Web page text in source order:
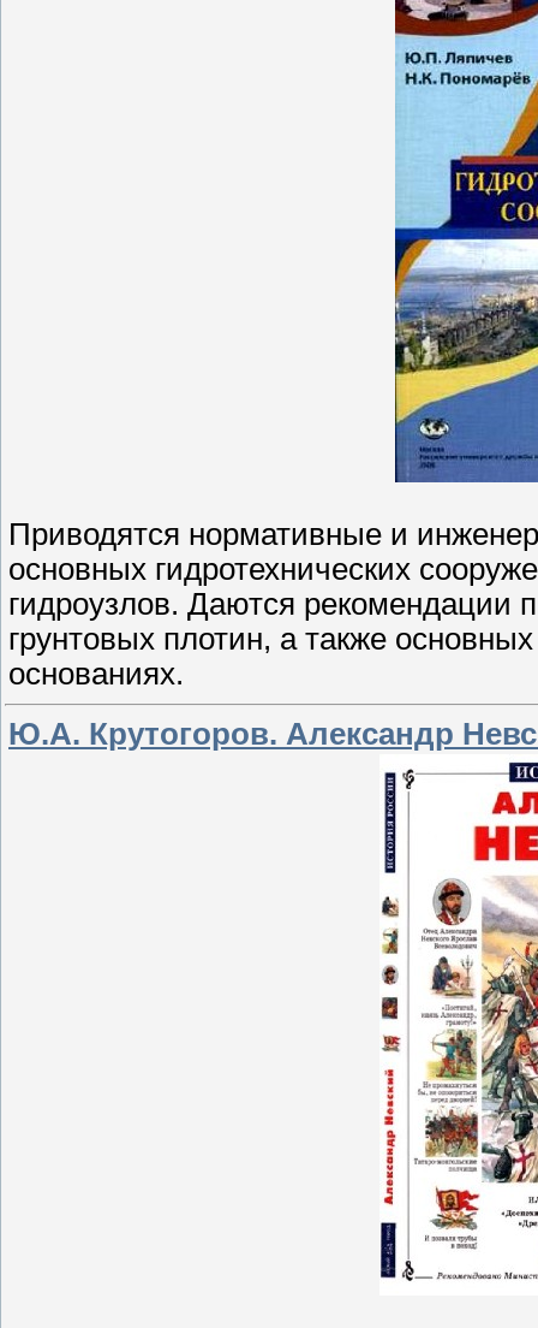
Приводятся нормативные и
основных гидротехнических
гидроузлов. Даются рекомендации
грунтовых плотин, а также
основаниях.
Ю.А. Крутогоров. Александр